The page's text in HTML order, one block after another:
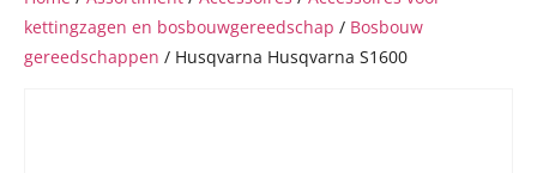
kettingzagen en bosbouwgereedschap / Bosbouw
gereedschappen / Husqvarna Husqvarna S1600